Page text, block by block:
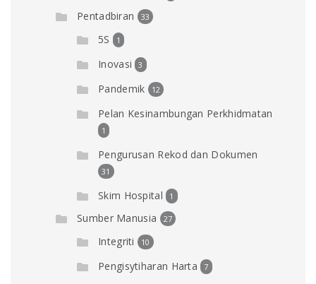
Pentadbiran 33
5S 1
Inovasi 3
Pandemik 12
Pelan Kesinambungan Perkhidmatan
1
Pengurusan Rekod dan Dokumen
31
Skim Hospital 1
Sumber Manusia 27
Integriti 10
Pengisytiharan Harta 7